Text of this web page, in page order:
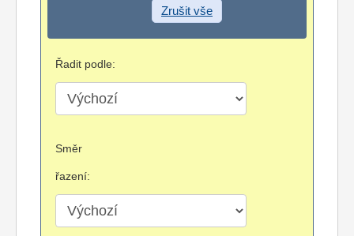
Zrušit vše
Řadit podle:
Směr
řazení: